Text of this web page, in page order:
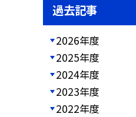
過去記事
2026年度
2025年度
2024年度
2023年度
2022年度